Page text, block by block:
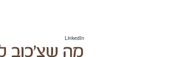
LinkedIn